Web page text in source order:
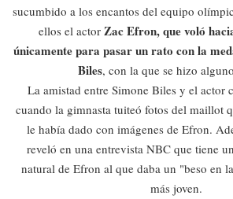
sucumbido a los encantos del equipo
ellos el actor Zac Efron, que voló
únicamente para pasar un rato con la
Biles, con la que se hizo
La amistad entre Simone Biles y el actor
cuando la gimnasta tuiteó fotos del maillot
le había dado con imágenes de Efron.
reveló en una entrevista NBC que tiene
natural de Efron al que daba un "beso en
más joven.